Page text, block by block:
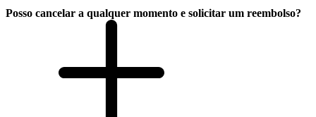
Posso cancelar a qualquer momento e solicitar um reembolso?